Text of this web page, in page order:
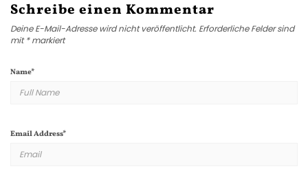
Schreibe einen Kommentar
Deine E-Mail-Adresse wird nicht veröffentlicht. Erforderliche Felder sind
mit*markiert
Name*
Email Address*